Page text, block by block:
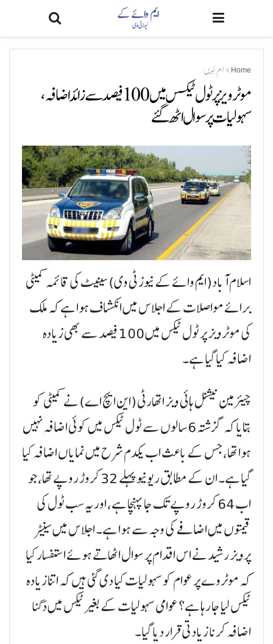
Home اہم خبریں
موٹرویز پر ٹول ٹیکس میں 100 فیصد سے زائد اضافہ،
سہولیات پر سوال اٹھ گئے
اسلام آباد(ایم وائے کے نیوز ٹی وی) سینیٹ کی قائمہ کمیٹی
برائے مواصلات کے اجلاس میں انکشاف ہوا ہے کہ ملک
کی موٹرویز پر ٹول ٹیکس میں 100 فیصد سے بھی زیادہ
اضافہ کیا گیا ہے۔
چیئرمین نیشنل ہائی ویز اتھارٹی (این ایچ اے) نے کمیٹی کو
بتایا کہ گزشتہ 6 سالوں سے ٹول ٹیکس میں کوئی اضافہ نہیں
ہوا تھا، جس کے باعث اب یکدم شرح میں نمایاں اضافہ کیا
گیا ہے۔ ان کے مطابق ریونیو پہلے 32 کروڑ روپے تھا، جو
اب 64 کروڑ روپے تک جا پہنچا ہے، اور یہ سب ٹول کی
قیمتوں میں اضافے کی وجہ سے ہوا ہے۔ اجلاس میں سینیٹر
پرویز رشید نے اس اقدام پر سوال اٹھاتے ہوئے استفسار کیا
کہ موٹروے پر عوام کو سہولیات کیا دی گئی ہیں کہ اتنا زیادہ
ٹیکس لیا جا رہا ہے؟ عوامی سہولیات کے بغیر ٹیکس میں دگنا
اضافہ کرنا زیادتی قرار دیا گیا۔